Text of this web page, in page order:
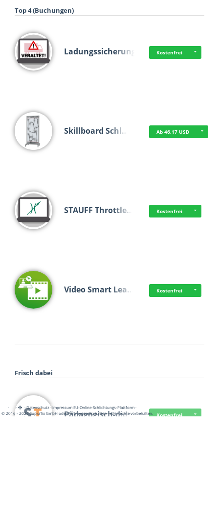
Top 4 (Buchungen)
Ladungssicherung Kostenfrei
Skillboard Schl… Ab 46,17 USD
STAUFF Throttle… Kostenfrei
Video Smart Lea… Kostenfrei
Frisch dabei
Pädagogisch-did… Kostenfrei
· · ·Datenschutz·Impressum EU-Online-Schlichtungs-Plattform·
© 2016 - 2026 SupraTix GmbH oder Partnergesellschaften - Alle Rechte vorbehalten.